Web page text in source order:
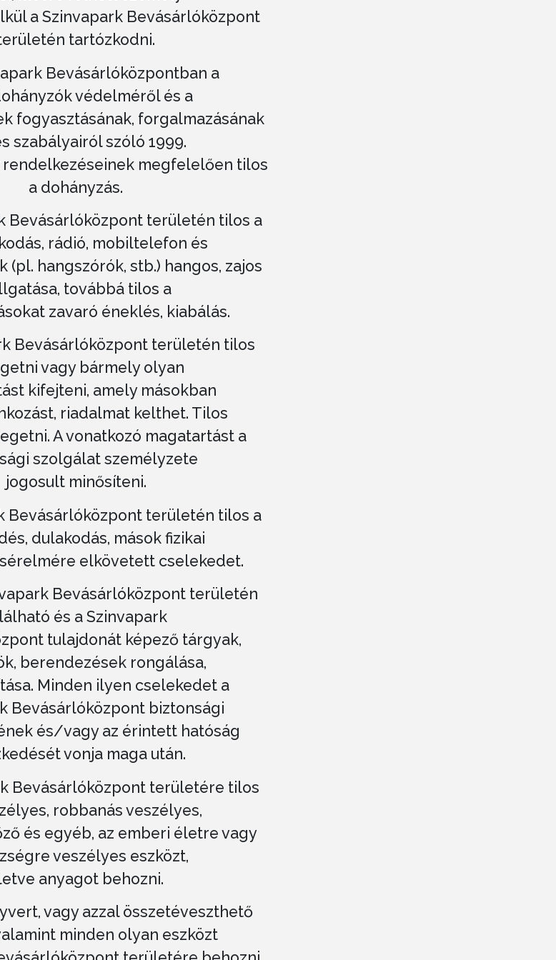
a Szinvapark Bevásárlóközpont
tartózkodni.
Bevásárlóközpontban a
védelméről és a
fogyasztásának, forgalmazásának
szabályairól szóló 1999.
rendelkezéseinek megfelelően tilos
a dohányzás.
Bevásárlóközpont területén tilos a
rádió, mobiltelefon és
(pl. hangszórók, stb.) hangos, zajos
továbbá tilos a
zavaró éneklés, kiabálás.
Bevásárlóközpont területén tilos
vagy bármely olyan
kifejteni, amely másokban
riadalmat kelthet. Tilos
A vonatkozó magatartást a
szolgálat személyzete
jogosult minősíteni.
Bevásárlóközpont területén tilos a
dulakodás, mások fizikai
elkövetett cselekedet.
Bevásárlóközpont területén
és a Szinvapark
tulajdonát képező tárgyak,
berendezések rongálása,
Minden ilyen cselekedet a
Bevásárlóközpont biztonsági
és/vagy az érintett hatóság
vonja maga után.
Bevásárlóközpont területére tilos
robbanás veszélyes,
és egyéb, az emberi életre vagy
veszélyes eszközt,
anyagot behozni.
vagy azzal összetéveszthető
minden olyan eszközt